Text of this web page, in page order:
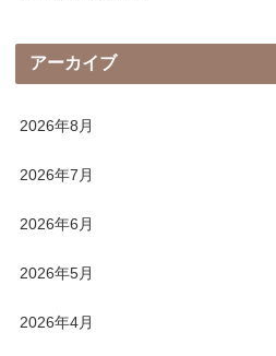
アーカイブ
2026年8月
2026年7月
2026年6月
2026年5月
2026年4月